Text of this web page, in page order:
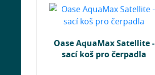
Oase AquaMax Satellite -
sací koš pro čerpadla